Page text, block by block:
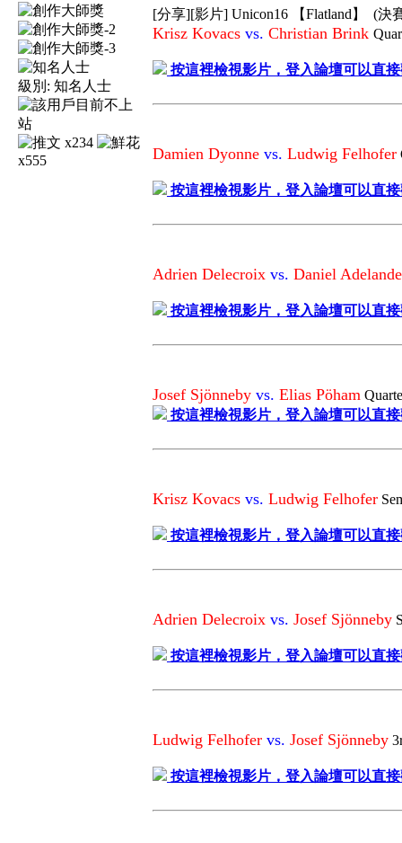
級別: 知名人士
x234
x555
[分享][影片] Unicon16 【Flatland】 (決
Krisz Kovacs vs. Christian Brink
按這裡檢視影片，登入論壇可以直
Damien Dyonne vs. Ludwig Felhofer
按這裡檢視影片，登入論壇可以直
Adrien Delecroix vs. Daniel
按這裡檢視影片，登入論壇可以直
Josef Sjönneby vs. Elias Pöham
按這裡檢視影片，登入論壇可以直
Krisz Kovacs vs. Ludwig Felhofer
按這裡檢視影片，登入論壇可以直
Adrien Delecroix vs. Josef Sjönneby
按這裡檢視影片，登入論壇可以直
Ludwig Felhofer vs. Josef Sjönneby
按這裡檢視影片，登入論壇可以直